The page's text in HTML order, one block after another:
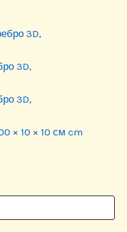
3D,
3D,
× 10 × 10 см cm